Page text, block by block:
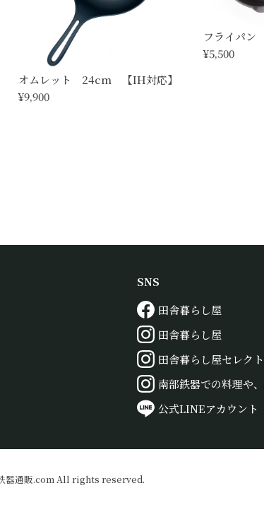
オムレット 24cm 【IH対応】
¥9,900
フライパ
¥5,500
SNS
田舎暮らし屋
田舎暮らし屋
田舎暮らし屋セレクト
南部鉄器での料理や
公式LINEアカウント
器通販.com All rights reserved.